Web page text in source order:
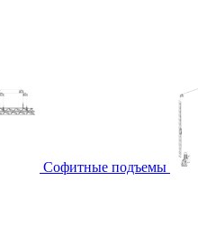
Софитные подъемы